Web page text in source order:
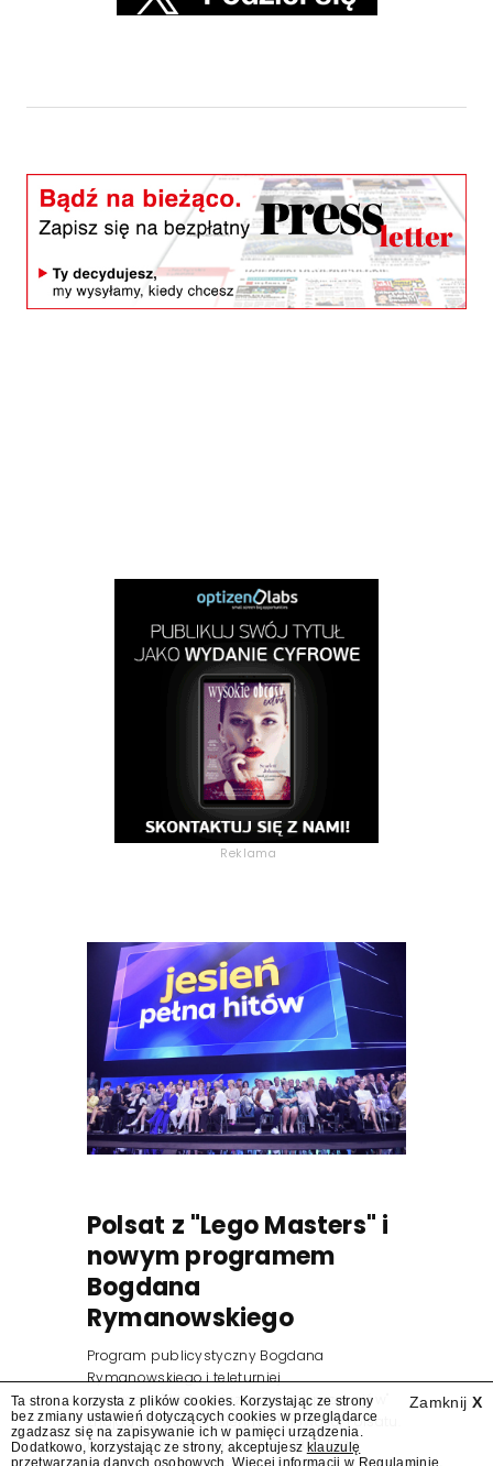
Reklama
Polsat z "Lego Masters" i
nowym programem
Bogdana
Rymanowskiego
Program publicystyczny Bogdana
Rymanowskiego i teleturniej
muzyczny "Hitster. Muzyczna gra przebojów"
znajdą się wśród jesiennych nowości Polsatu.
Polsat przejmuje od TVN program "Lego
Zamknij X
Ta strona korzysta z plików cookies. Korzystając ze strony
bez zmiany ustawień dotyczących cookies w przeglądarce
zgadzasz się na zapisywanie ich w pamięci urządzenia.
Dodatkowo, korzystając ze strony, akceptujesz klauzulę
przetwarzania danych osobowych . Więcej informacji w Regulaminie.